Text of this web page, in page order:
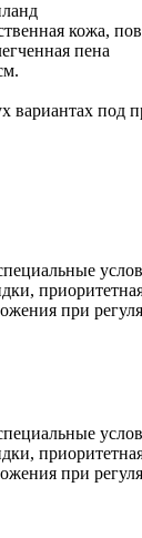
кожа,
пена
вариантах под
приоритетная
при
приоритетная
при